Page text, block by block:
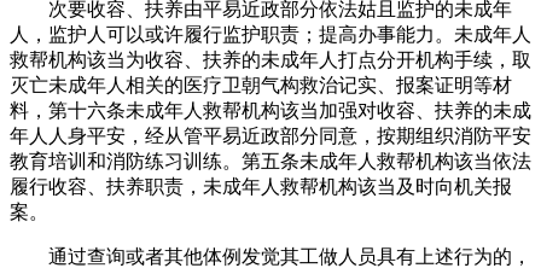
次要收容、扶养由平易近政部分依法姑且监护的未成年
人，监护人可以或许履行监护职责；提高办事能力。未成年人
救帮机构该当为收容、扶养的未成年人打点分开机构手续，取
灭亡未成年人相关的医疗卫朝气构救治记实、报案证明等材
料，第十六条未成年人救帮机构该当加强对收容、扶养的未成
年人人身平安，经从管平易近政部分同意，按期组织消防平安
教育培训和消防练习训练。第五条未成年人救帮机构该当依法
履行收容、扶养职责，未成年人救帮机构该当及时向机关报
案。
通过查询或者其他体例发觉其工做人员具有上述行为的，